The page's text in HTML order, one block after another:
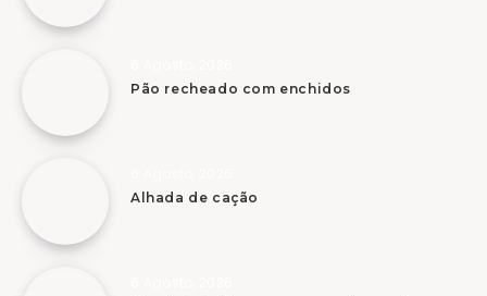
Pão recheado com enchidos
Alhada de cação